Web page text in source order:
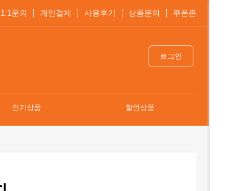
1:1문의 개인결제 사용후기 상품문의 쿠폰존
로그인
인기상품 할인상품